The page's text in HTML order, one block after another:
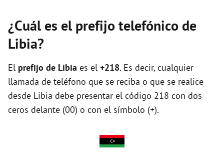
¿Cuál es el prefijo telefónico de
Libia?
El prefijo de Libia es el +218. Es decir, cualquier
llamada de teléfono que se reciba o que se realice
desde Libia debe presentar el código 218 con dos
ceros delante (00) o con el símbolo (+).